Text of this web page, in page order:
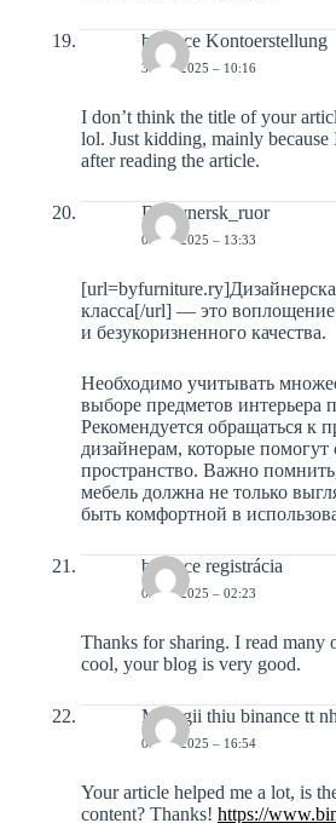
binance Kontoerstellung
30-11-2025 – 10:16
I don’t think the title of your
lol. Just kidding, mainly because
after reading the article.
Dizaynersk_ruor
01-12-2025 – 13:33
класса[/url] — это
и безукоризненного качества.
Необходимо учитывать
выборе предметов интерьера
Рекомендуется обращаться к
дизайнерам, которые помогут
пространство. Важно
мебель должна не только
быть комфортной в
binance registrácia
03-12-2025 – 02:23
Thanks for sharing. I read many
cool, your blog is very good.
M~a gii thiu binance tt
05-12-2025 – 16:54
Your article helped me a lot, is
content? Thanks! https://